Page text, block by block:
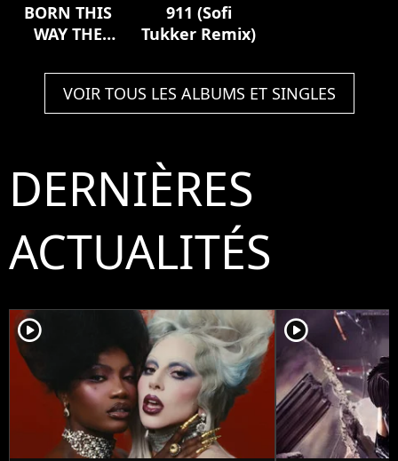
BORN THIS
WAY THE
ANNIVERSARY
911 (Sofi
Tukker Remix)
VOIR TOUS LES ALBUMS ET SINGLES
DERNIÈRES
ACTUALITÉS
player2 player2